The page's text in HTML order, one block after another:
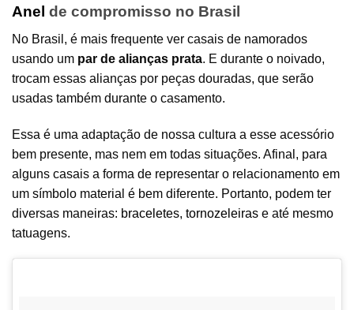
Anel de compromisso no Brasil
No Brasil, é mais frequente ver casais de namorados
usando um par de alianças prata. E durante o noivado,
trocam essas alianças por peças douradas, que serão
usadas também durante o casamento.
Essa é uma adaptação de nossa cultura a esse acessório
bem presente, mas nem em todas situações. Afinal, para
alguns casais a forma de representar o relacionamento em
um símbolo material é bem diferente. Portanto, podem ter
diversas maneiras: braceletes, tornozeleiras e até mesmo
tatuagens.